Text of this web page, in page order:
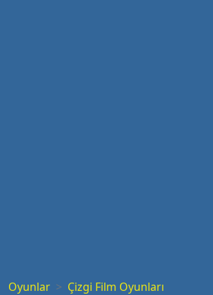
Oyunlar
Çizgi Film Oyunları